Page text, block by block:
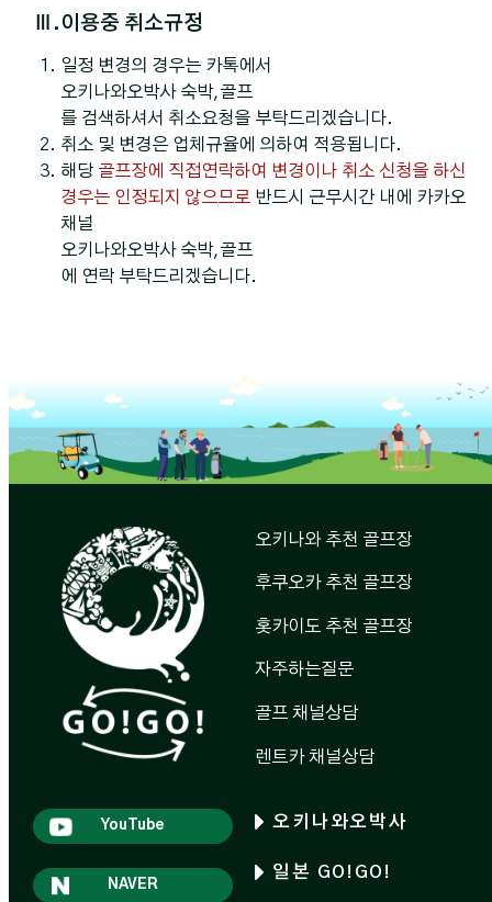
Ⅲ.이용중 취소규정
일정 변경의 경우는 카톡에서
오키나와오박사 숙박,골프
를 검색하셔서 취소요청을 부탁드리겠습니다.
취소 및 변경은 업체규율에 의하여 적용됩니다.
해당 골프장에 직접연락하여 변경이나 취소 신청을 하신
경우는 인정되지 않으므로 반드시 근무시간 내에 카카오
채널
오키나와오박사 숙박,골프
에 연락 부탁드리겠습니다.
오키나와 추천 골프장
후쿠오카 추천 골프장
홋카이도 추천 골프장
자주하는질문
골프 채널상담
렌트카 채널상담
오키나와오박사
일본 GO!GO!
YouTube
NAVER